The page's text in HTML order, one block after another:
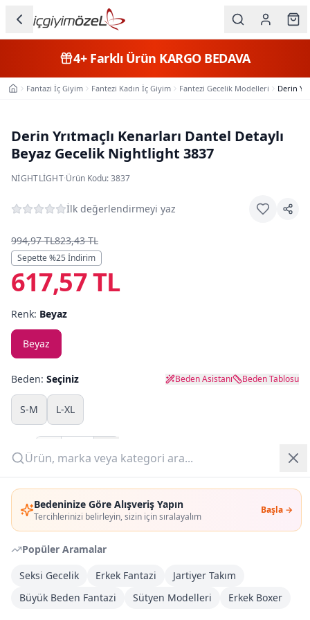
Bedeninize Göre Alışveriş Yapın
Tercihlerinizi belirleyin, sizin için sıralayalım
Başla →
Popüler Aramalar
Seksi Gecelik
Erkek Fantazi
Jartiyer Takım
Büyük Beden Fantazi
Sütyen Modelleri Erkek Boxer
Kategorileri
Erkek
Çocuk
Beden
Markalar
Plaj & Mayo
Yazlık Pijama
Yeni Gelenler
Giriş Yap
Üye Ol
4+Farklı Ürün KARGO BEDAVA
Ana SayfaFantazi İç Giyim Fantezi Kadın İç Giyim Fantezi Gecelik Modelleri Derin
Derin Yrıtmaçlı Kenarları Dantel Detaylı
Beyaz Gecelik Nightlight 3837
NIGHTLIGHT·Ürün Kodu:3837
İlk değerlendirmeyi yaz
994,97 TL823,43 TL
Sepette %25 İndirim
617,57 TL
Renk: Beyaz
Beyaz
Beden: Seçiniz Beden Asistanı Beden Tablosu
S-M L-XL
Adet:
Sepete Ekle
Şimdi Al
DHL Kargoya Teslim